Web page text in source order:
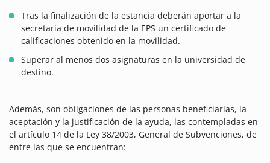
Tras la finalización de la estancia deberán aportar a la
secretaría de movilidad de la EPS un certificado de
calificaciones obtenido en la movilidad.
Superar al menos dos asignaturas en la universidad de
destino.
Además, son obligaciones de las personas beneficiarias, la
aceptación y la justificación de la ayuda, las contempladas en
el artículo 14 de la Ley 38/2003, General de Subvenciones, de
entre las que se encuentran: